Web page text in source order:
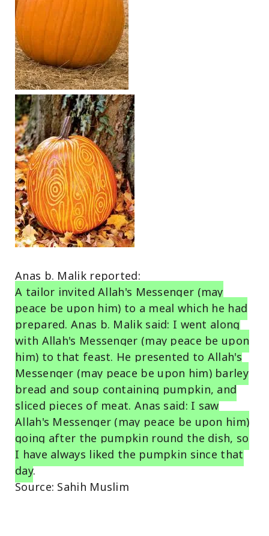
Anas b. Malik reported:
A tailor invited Allah's Messenger (may
peace be upon him) to a meal which he had
prepared. Anas b. Malik said: I went along
with Allah's Messenger (may peace be upon
him) to that feast. He presented to Allah's
Messenger (may peace be upon him) barley
bread and soup containing pumpkin, and
sliced pieces of meat. Anas said: I saw
Allah's Messenger (may peace be upon him)
going after the pumpkin round the dish, so
I have always liked the pumpkin since that
day.
Source: Sahih Muslim